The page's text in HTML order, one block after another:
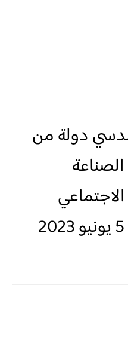
توظيف 5 مهندسي دولة من
الاجتماعي